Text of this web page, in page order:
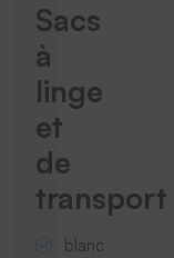
Sacs
à
linge
et
de
transport
blanc